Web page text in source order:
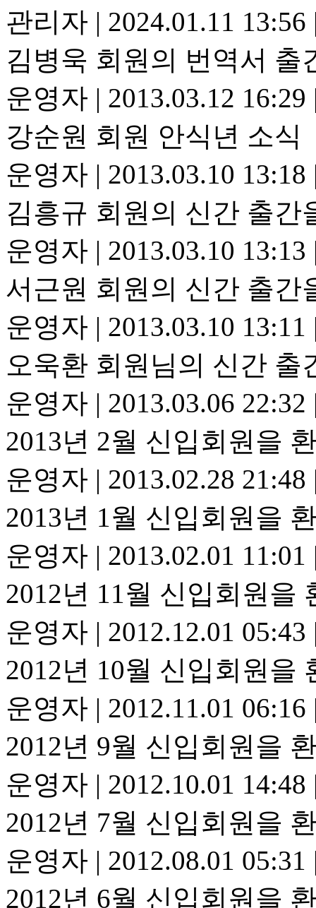
관리자 | 2024.01.11 13:56
김병욱 회원의 번역서 출
운영자 | 2013.03.12 16:29
강순원 회원 안식년 소식
운영자 | 2013.03.10 13:18
김흥규 회원의 신간 출간
운영자 | 2013.03.10 13:13
서근원 회원의 신간 출간
운영자 | 2013.03.10 13:11
오욱환 회원님의 신간 출
운영자 | 2013.03.06 22:32
2013년 2월 신입회원을
운영자 | 2013.02.28 21:48
2013년 1월 신입회원을
운영자 | 2013.02.01 11:01
2012년 11월 신입회원을
운영자 | 2012.12.01 05:43
2012년 10월 신입회원을
운영자 | 2012.11.01 06:16
2012년 9월 신입회원을
운영자 | 2012.10.01 14:48
2012년 7월 신입회원을
운영자 | 2012.08.01 05:31
2012년 6월 신입회원을